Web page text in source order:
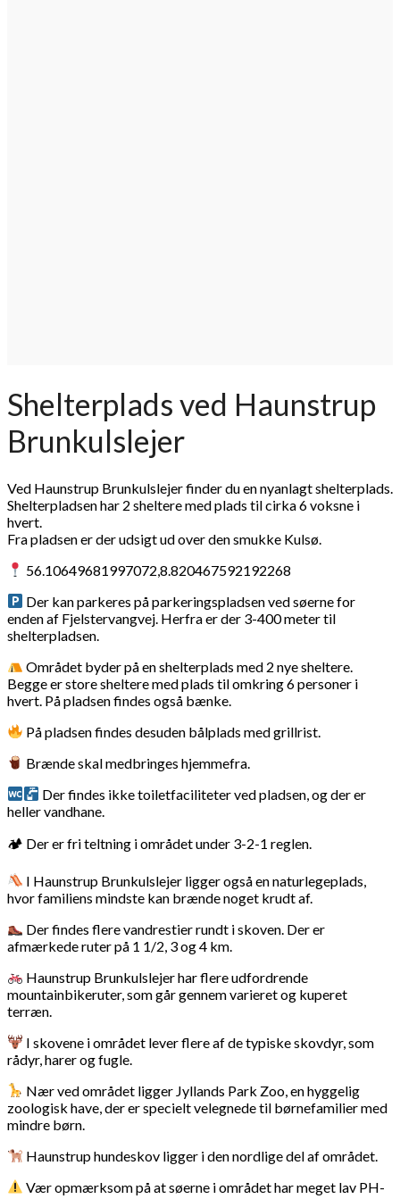
Shelterplads ved Haunstrup
Brunkulslejer
Ved Haunstrup Brunkulslejer finder du en nyanlagt shelterplads.
Shelterpladsen har 2 sheltere med plads til cirka 6 voksne i
hvert.
Fra pladsen er der udsigt ud over den smukke Kulsø.
56.10649681997072,8.820467592192268
Der kan parkeres på parkeringspladsen ved søerne for
enden af Fjelstervangvej. Herfra er der 3-400 meter til
shelterpladsen.
Området byder på en shelterplads med 2 nye sheltere.
Begge er store sheltere med plads til omkring 6 personer i
hvert. På pladsen findes også bænke.
På pladsen findes desuden bålplads med grillrist.
Brænde skal medbringes hjemmefra.
Der findes ikke toiletfaciliteter ved pladsen, og der er
heller vandhane.
🏕 Der er fri teltning i området under 3-2-1 reglen.
I Haunstrup Brunkulslejer ligger også en naturlegeplads,
hvor familiens mindste kan brænde noget krudt af.
Der findes flere vandrestier rundt i skoven. Der er
afmærkede ruter på 1 1/2, 3 og 4 km.
Haunstrup Brunkulslejer har flere udfordrende
mountainbikeruter, som går gennem varieret og kuperet
terræn.
I skovene i området lever flere af de typiske skovdyr, som
rådyr, harer og fugle.
Nær ved området ligger Jyllands Park Zoo, en hyggelig
zoologisk have, der er specielt velegnede til børnefamilier med
mindre børn.
Haunstrup hundeskov ligger i den nordlige del af området.
Vær opmærksom på at søerne i området har meget lav PH-